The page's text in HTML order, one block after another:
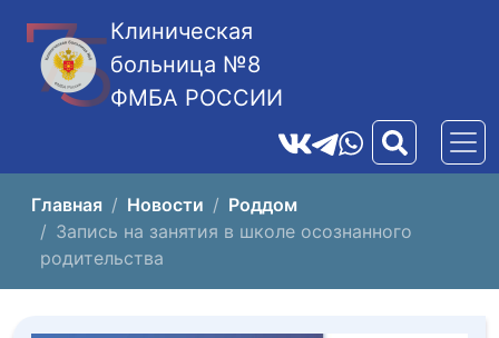
Клиническая
больница №8
ФМБА РОССИИ
Главная Новости
Роддом
Запись на занятия в школе осознанного
родительства